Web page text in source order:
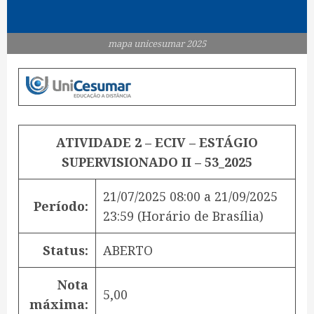
mapa unicesumar 2025
ATIVIDADE 2 – ECIV – ESTÁGIO
SUPERVISIONADO II – 53_2025
Período:
21/07/2025 08:00 a 21/09/2025
23:59 (Horário de Brasília)
Status: ABERTO
Nota
máxima:
5,00